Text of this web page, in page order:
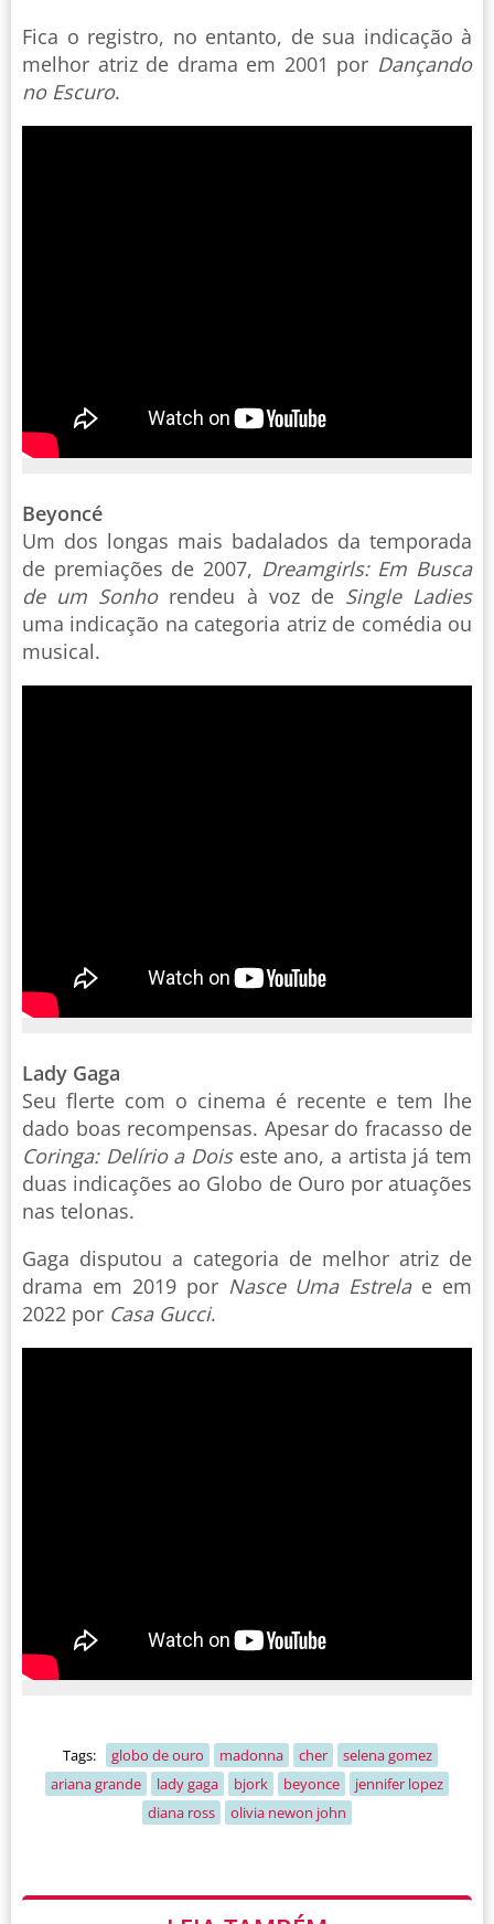
Fica o registro, no entanto, de sua indicação à
melhor atriz de drama em 2001 por Dançando
no Escuro.
Beyoncé
Um dos longas mais badalados da temporada
de premiações de 2007, Dreamgirls: Em Busca
de um Sonhorendeu à voz de Single Ladies
uma indicação na categoria atriz de comédia ou
musical.
Lady Gaga
Seu flerte com o cinema é recente e tem lhe
dado boas recompensas. Apesar do fracasso de
Coringa: Delírio a Doiseste ano, a artista já tem
duas indicações ao Globo de Ouro por atuações
nas telonas.
Gaga disputou a categoria de melhor atriz de
drama em 2019 por Nasce Uma Estrelae em
2022 por Casa Gucci.
Tags: globo de ouro madonna cher
selena gomez
ariana grande
lady gaga bjork beyonce
jennifer lopez
diana ross
olivia newon john